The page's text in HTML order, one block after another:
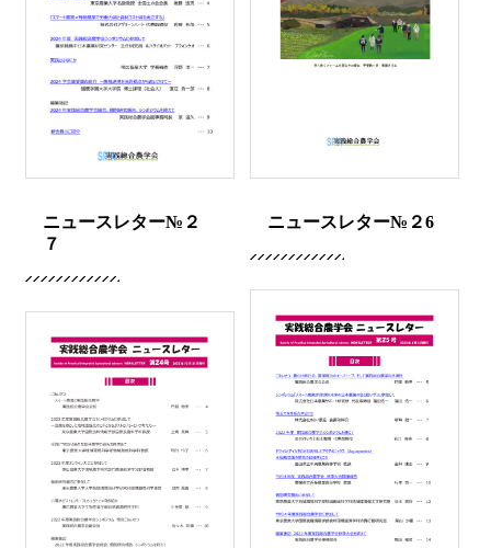
ニュースレター№２
７
ニュースレター№２6